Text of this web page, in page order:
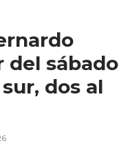
del sábado
dos al